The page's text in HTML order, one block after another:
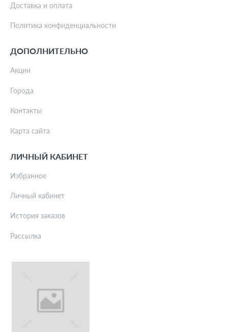
Доставка и оплата
Политика конфиденциальности
ДОПОЛНИТЕЛЬНО
Акции
Города
Контакты
Карта сайта
ЛИЧНЫЙ КАБИНЕТ
Избранное
Личный кабинет
История заказов
Рассылка